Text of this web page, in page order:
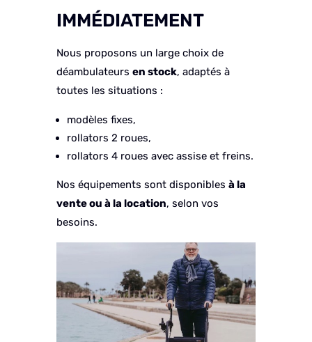
IMMÉDIATEMENT
Nous proposons un large choix de
déambulateurs en stock, adaptés à
toutes les situations :
modèles fixes,
rollators 2 roues,
rollators 4 roues avec assise et freins.
Nos équipements sont disponibles à la
vente ou à la location, selon vos
besoins.